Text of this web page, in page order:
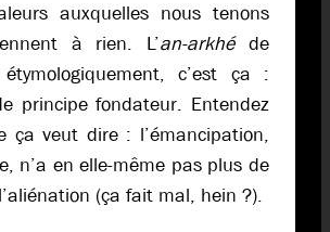
auxquelles nous tenons
à rien. L’an-arkhéde
étymologiquement, c’est ça :
principe fondateur. Entendez
ça veut dire : l’émancipation,
n’a en elle-même pas plus de
(ça fait mal, hein ?).